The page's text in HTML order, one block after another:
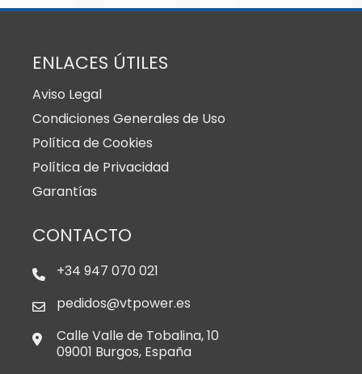
ENLACES ÚTILES
Aviso Legal
Condiciones Generales de Uso
Política de Cookies
Política de Privacidad
Garantías
CONTACTO
+34 947 070 021
pedidos@vtpower.es
Calle Valle de Tobalina, 10
09001 Burgos, España